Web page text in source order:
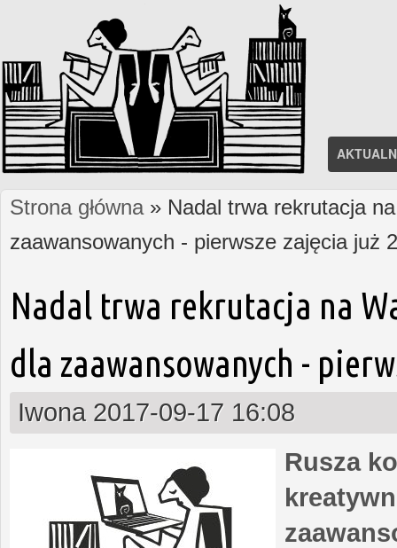
Jesteś tutaj
Strona główna» Nadal trwa rekrutacja
zaawansowanych - pierwsze zajęcia już
Nadal trwa rekrutacja na
dla zaawansowanych -
Iwona 2017-09-17 16:08
Rusza